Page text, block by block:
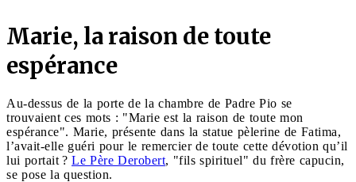
Marie, la raison de toute
espérance
Au-dessus de la porte de la chambre de Padre Pio se
trouvaient ces mots : "Marie est la raison de toute mon
espérance". Marie, présente dans la statue pèlerine de Fatima,
l’avait-elle guéri pour le remercier de toute cette dévotion qu’il
lui portait ? Le Père Derobert, "fils spirituel" du frère capucin,
se pose la question.